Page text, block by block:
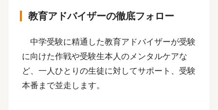
教育アドバイザーの徹底フォロー
中学受験に精通した教育アドバイザーが受験
に向けた作戦や受験生本人のメンタルケアな
ど、一人ひとりの生徒に対してサポート、受験
本番まで並走します。